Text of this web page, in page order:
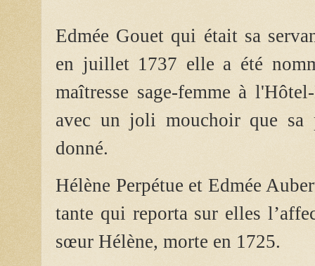
Edmée Gouet qui était sa
en juillet 1737 elle a été
maîtresse sage-femme à
avec un joli mouchoir que sa
donné.
Hélène Perpétue et Edmée
tante qui reporta sur elles
sœur Hélène, morte en 1725.